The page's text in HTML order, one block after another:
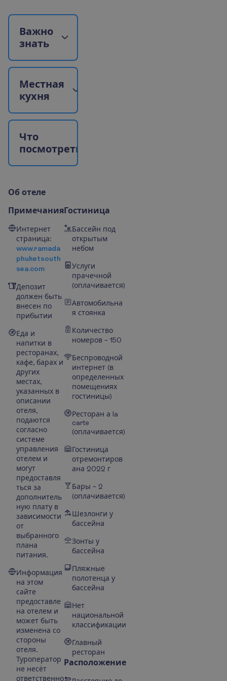
Важно
знать
Местная
кухня
Что
посмотреть
Об отеле
Примечания
Интернет
страница:
www.ramada
phuketsouth
sea.com
Депозит
должен быть
внесен по
прибытии
Еда и
напитки в
ресторанах,
кафе, барах и
других
местах,
указанных в
описании
отеля,
подаются
согласно
системе
управления
отелем и
могут
предоставля
ться за
дополнитель
ную плату в
зависимости
от
выбранного
плана
питания.
Информация
на этом
сайте
предоставле
на отелем и
может быть
изменена со
стороны
отеля.
Туроператор
не несёт
ответственно
Гостиница
Бассейн под
открытым
небом
Услуги
прачечной
(оплачивается)
Автомобильна
я стоянка
Количество
номеров – 150
Беспроводной
интернет (в
определенных
помещениях
гостиницы)
Ресторан а la
carte
(оплачивается)
Гостиница
отремонтиров
ана 2022 г
Бары – 2
(оплачивается)
Шезлонги у
бассейна
Зонты у
бассейна
Пляжные
полотенца у
бассейна
Нет
национальной
классификации
Главный
ресторан
Расположение